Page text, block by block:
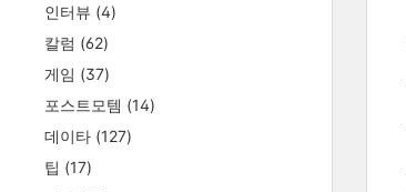
인터뷰 (4)
칼럼 (62)
게임 (37)
포스트모템 (14)
데이타 (127)
팁 (17)